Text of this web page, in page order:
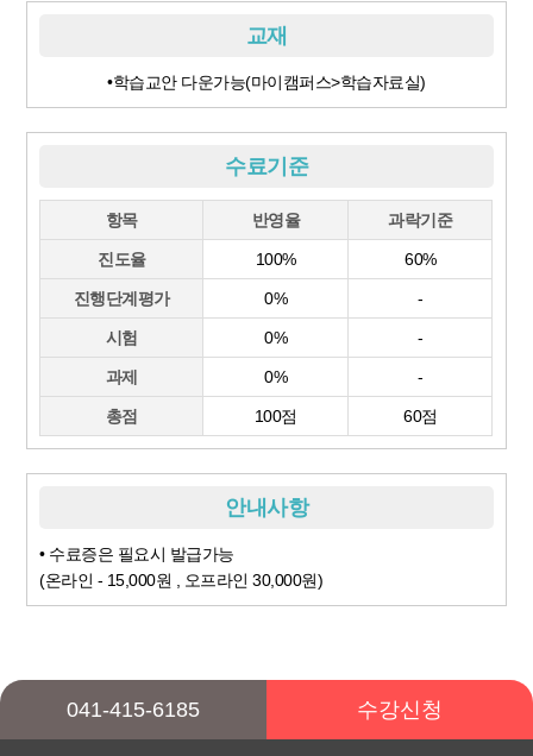
041-415-6185 수강신청
교재
•학습교안 다운가능(마이캠퍼스>학습자료실)
수료기준
항목 반영율 과락기준
진도율 100% 60%
진행단계평가 0% -
시험 0% -
과제 0% -
총점 100점 60점
안내사항
• 수료증은 필요시 발급가능
(온라인 - 15,000원 , 오프라인 30,000원)